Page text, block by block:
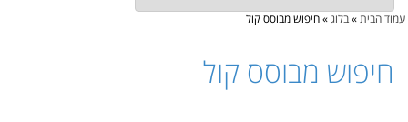
עמוד הבית»בלוג»חיפוש מבוסס קול
חיפוש מבוסס קול